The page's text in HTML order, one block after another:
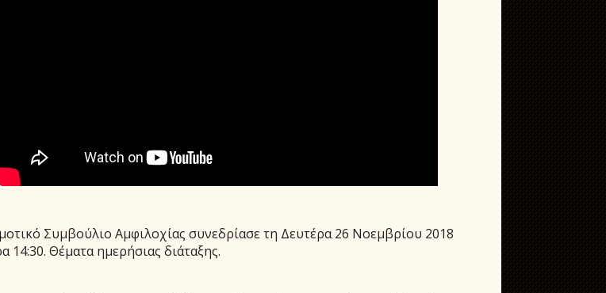
Συμβούλιο Αμφιλοχίας συνεδρίασε τη Δευτέρα 26 Νοεμβρίου 2018
14:30. Θέματα ημερήσιας διάταξης.